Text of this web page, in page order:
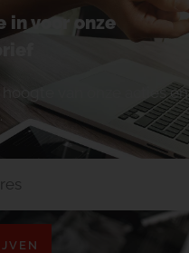
in voor onze
van onze acties en